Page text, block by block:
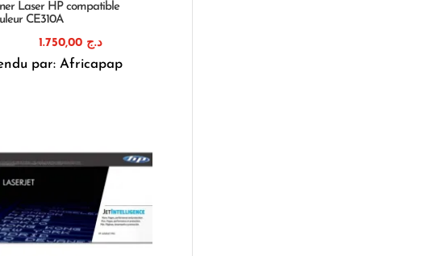
Laser HP compatible
CE310A
د.ج
par: Africapap